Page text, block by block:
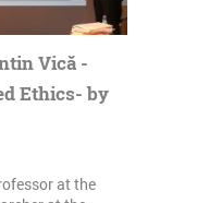
Vică -
Ethics- by
at the